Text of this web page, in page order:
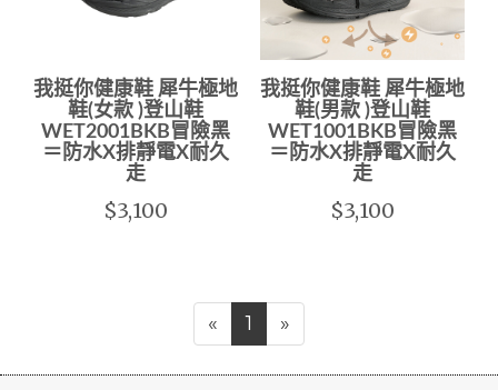
我挺你健康鞋 犀牛極地
鞋(女款 )登山鞋
WET2001BKB冒險黑
＝防水X排靜電X耐久
走
$3,100
我挺你健康鞋 犀牛極地
鞋(男款 )登山鞋
WET1001BKB冒險黑
＝防水X排靜電X耐久
走
$3,100
« 1 »